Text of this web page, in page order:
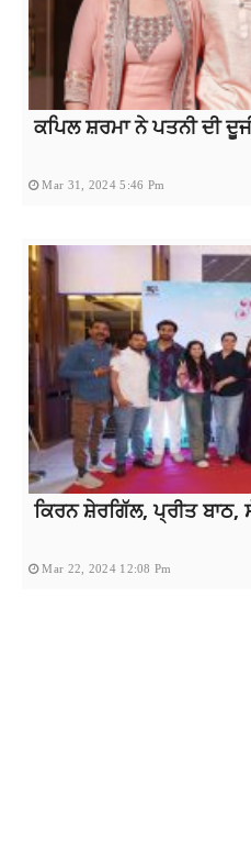
ਕਪਿਲ ਸ਼ਰਮਾ ਨੇ ਪਤਨੀ ਦੀ
Mar 31, 2024 5:46 Pm
ਕਿਰਨ ਸ਼ੇਰਗਿੱਲ, ਪ੍ਰੀਤ ਬਾਠ,
Mar 22, 2024 12:08 Pm